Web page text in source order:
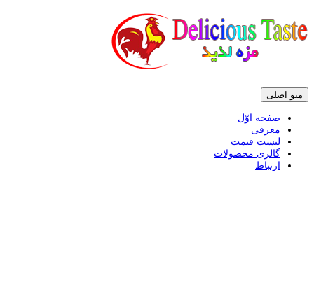
منو اصلی پرش
به
محتوی
صفحه اوّل
معرفی
لیست قیمت
گالری محصولات
ارتباط